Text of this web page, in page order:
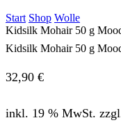
Start Shop Wolle
Kidsilk Mohair 50 g
Kidsilk Mohair 50 g
32,90 €
inkl. 19 % MwSt.